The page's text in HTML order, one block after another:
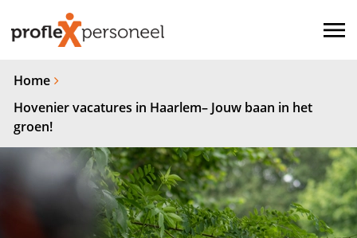
Home
Hovenier vacatures in Haarlem– Jouw baan in het
groen!